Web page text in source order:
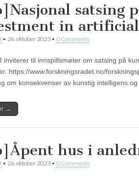
satsing
in
• 26. oktober 2023 • 0 Comments
inviterer til innspillsmøter om satsing på
https://www.forskningsradet.no/
om konsekvenser av kunstig intelligens
→
hus i
• 26. oktober 2023 • 0 Comments